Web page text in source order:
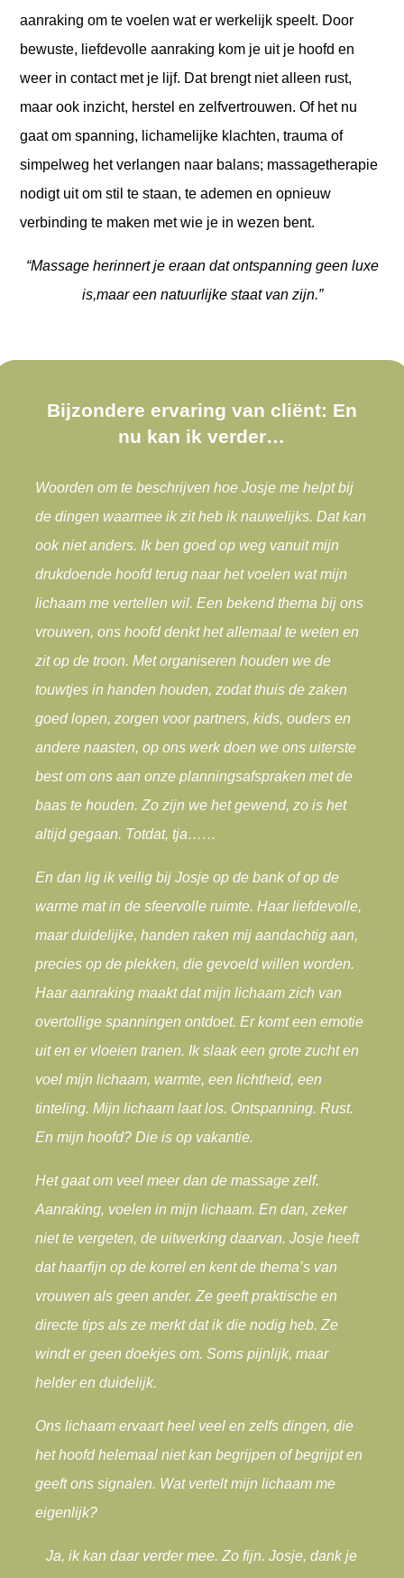
aanraking om te voelen wat er werkelijk speelt. Door
bewuste, liefdevolle aanraking kom je uit je hoofd en
weer in contact met je lijf. Dat brengt niet alleen rust,
maar ook inzicht, herstel en zelfvertrouwen. Of het nu
gaat om spanning, lichamelijke klachten, trauma of
simpelweg het verlangen naar balans; massagetherapie
nodigt uit om stil te staan, te ademen en opnieuw
verbinding te maken met wie je in wezen bent.
“Massage herinnert je eraan dat ontspanning geen luxe
is,maar een natuurlijke staat van zijn.”
Bijzondere ervaring van cliënt: En
nu kan ik verder…
Woorden om te beschrijven hoe Josje me helpt bij
de dingen waarmee ik zit heb ik nauwelijks. Dat kan
ook niet anders. Ik ben goed op weg vanuit mijn
drukdoende hoofd terug naar het voelen wat mijn
lichaam me vertellen wil. Een bekend thema bij ons
vrouwen, ons hoofd denkt het allemaal te weten en
zit op de troon. Met organiseren houden we de
touwtjes in handen houden, zodat thuis de zaken
goed lopen, zorgen voor partners, kids, ouders en
andere naasten, op ons werk doen we ons uiterste
best om ons aan onze planningsafspraken met de
baas te houden. Zo zijn we het gewend, zo is het
altijd gegaan. Totdat, tja……
En dan lig ik veilig bij Josje op de bank of op de
warme mat in de sfeervolle ruimte. Haar liefdevolle,
maar duidelijke, handen raken mij aandachtig aan,
precies op de plekken, die gevoeld willen worden.
Haar aanraking maakt dat mijn lichaam zich van
overtollige spanningen ontdoet. Er komt een emotie
uit en er vloeien tranen. Ik slaak een grote zucht en
voel mijn lichaam, warmte, een lichtheid, een
tinteling. Mijn lichaam laat los. Ontspanning. Rust.
En mijn hoofd? Die is op vakantie.
Het gaat om veel meer dan de massage zelf.
Aanraking, voelen in mijn lichaam. En dan, zeker
niet te vergeten, de uitwerking daarvan. Josje heeft
dat haarfijn op de korrel en kent de thema’s van
vrouwen als geen ander. Ze geeft praktische en
directe tips als ze merkt dat ik die nodig heb. Ze
windt er geen doekjes om. Soms pijnlijk, maar
helder en duidelijk.
Ons lichaam ervaart heel veel en zelfs dingen, die
het hoofd helemaal niet kan begrijpen of begrijpt en
geeft ons signalen. Wat vertelt mijn lichaam me
eigenlijk?
Ja, ik kan daar verder mee. Zo fijn. Josje, dank je